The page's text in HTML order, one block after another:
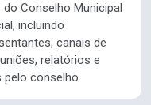
Conselho Municipal
incluindo
canais de
relatórios e
conselho.